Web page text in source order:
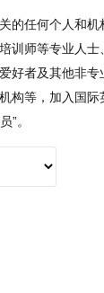
的任何个人和机
训师等专业人士
好者及其他非专
构等，加入国际
”。